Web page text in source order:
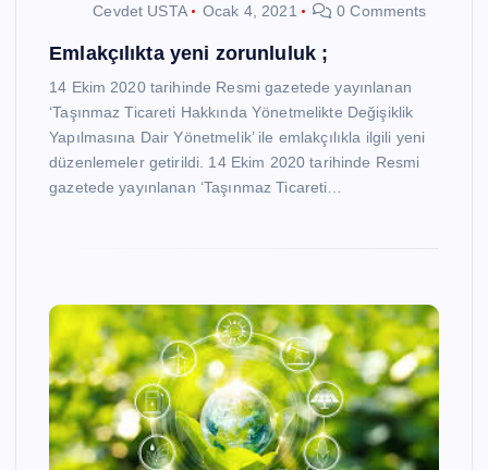
Cevdet USTA Ocak 4, 2021 0 Comments
Emlakçılıkta yeni zorunluluk ;
14 Ekim 2020 tarihinde Resmi gazetede yayınlanan
‘Taşınmaz Ticareti Hakkında Yönetmelikte Değişiklik
Yapılmasına Dair Yönetmelik’ ile emlakçılıkla ilgili yeni
düzenlemeler getirildi. 14 Ekim 2020 tarihinde Resmi
gazetede yayınlanan ‘Taşınmaz Ticareti…